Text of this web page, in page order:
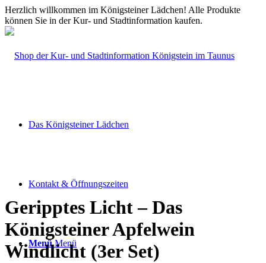
Herzlich willkommen im Königsteiner Lädchen! Alle Produkte
können Sie in der Kur- und Stadtinformation kaufen.
Das Königsteiner Lädchen
Kontakt & Öffnungszeiten
Menü Menü
Geripptes Licht – Das
Königsteiner Apfelwein
Windlicht (3er Set)